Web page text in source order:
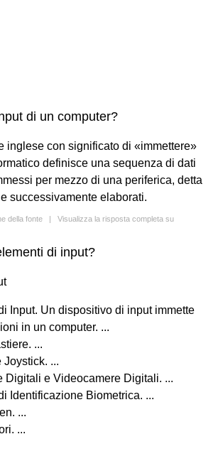
di un computer?
inglese con significato di «immettere»
definisce una sequenza di dati
per mezzo di una periferica, detta
successivamente elaborati.
della fonte | Visualizza la risposta completa su
di input?
Input. Un dispositivo di input immette
in un computer. ...
...
Joystick. ...
Digitali e Videocamere Digitali. ...
Identificazione Biometrica. ...
...
...